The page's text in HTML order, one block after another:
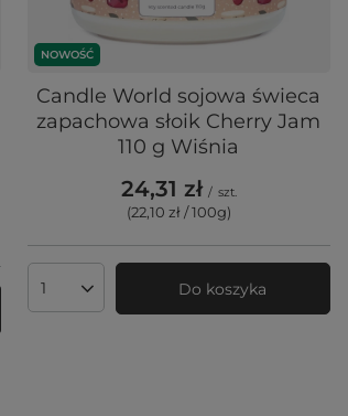
NOWOŚĆ
Candle World sojowa świeca
zapachowa słoik Cherry Jam
110 g Wiśnia
24,31 zł / szt.
(22,10 zł / 100g)
Ilość produktów Do koszyka